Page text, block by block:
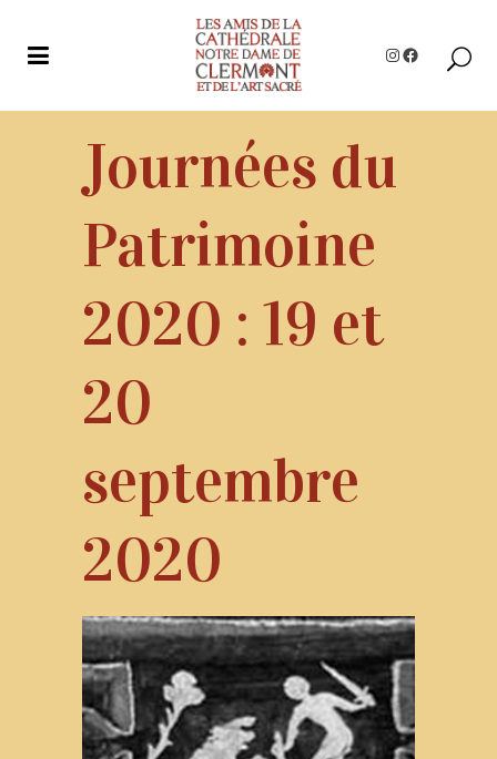
Instagram
Facebook
Journées du
Patrimoine
2020 : 19 et
20
septembre
2020